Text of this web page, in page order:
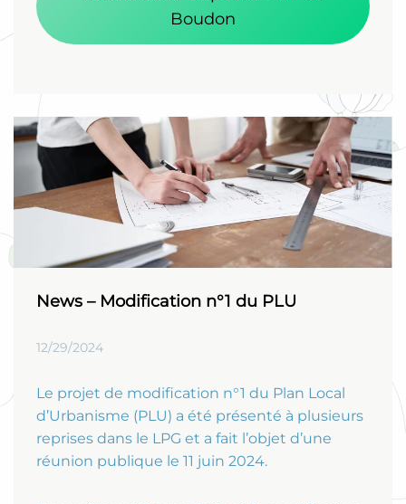
Boudon
News – Modification n°1 du PLU
12/29/2024
Le projet de modification n°1 du Plan Local
d’Urbanisme (PLU) a été présenté à plusieurs
reprises dans le LPG et a fait l’objet d’une
réunion publique le 11 juin 2024.